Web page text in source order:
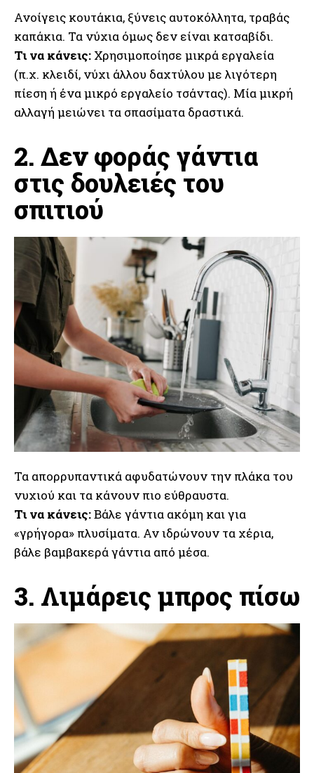
Ανοίγεις κουτάκια, ξύνεις αυτοκόλλητα, τραβάς
καπάκια. Τα νύχια όμως δεν είναι κατσαβίδι.
Τι να κάνεις: Χρησιμοποίησε μικρά εργαλεία
(π.χ. κλειδί, νύχι άλλου δαχτύλου με λιγότερη
πίεση ή ένα μικρό εργαλείο τσάντας). Μία μικρή
αλλαγή μειώνει τα σπασίματα δραστικά.
2. Δεν φοράς γάντια
στις δουλειές του
σπιτιού
Τα απορρυπαντικά αφυδατώνουν την πλάκα του
νυχιού και τα κάνουν πιο εύθραυστα.
Τι να κάνεις:Βάλε γάντια ακόμη και για
«γρήγορα» πλυσίματα. Αν ιδρώνουν τα χέρια,
βάλε βαμβακερά γάντια από μέσα.
3. Λιμάρεις μπρος πίσω